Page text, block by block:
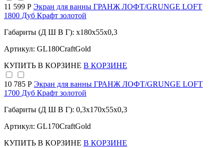
11 599 Р Экран для ванны ГРАНЖ ЛОФТ/GRUNGE LOFT
1800 Дуб Крафт золотой
Габариты (Д Ш В Г): x180x55x0,3
Артикул: GL180CraftGold
КУПИТЬ В КОРЗИНЕ В КОРЗИНЕ
10 785 Р Экран для ванны ГРАНЖ ЛОФТ/GRUNGE LOFT
1700 Дуб Крафт золотой
Габариты (Д Ш В Г): 0,3x170x55x0,3
Артикул: GL170CraftGold
КУПИТЬ В КОРЗИНЕ В КОРЗИНЕ